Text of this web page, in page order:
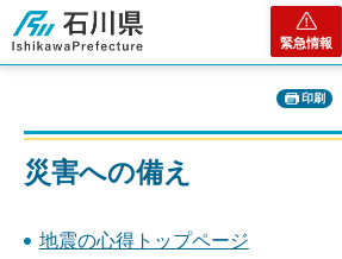
石川県
緊急情報
印刷
災害への備え
地震の心得トップページ